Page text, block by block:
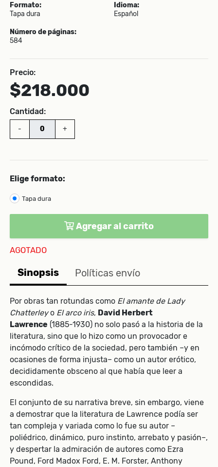
Formato:
Tapa dura
Idioma:
Español
Número de páginas:
584
Precio:
$218.000
Cantidad:
- +
Elige formato:
Tapa dura
Agregar al carrito
AGOTADO
Sinopsis Políticas envío
Por obras tan rotundas como El amante de Lady
Chatterleyo El arco iris, David Herbert
Lawrence (1885-1930) no solo pasó a la historia de la
literatura, sino que lo hizo como un provocador e
incómodo crítico de la sociedad, pero también –y en
ocasiones de forma injusta– como un autor erótico,
decididamente obsceno al que había que leer a
escondidas.
El conjunto de su narrativa breve, sin embargo, viene
a demostrar que la literatura de Lawrence podía ser
tan compleja y variada como lo fue su autor –
poliédrico, dinámico, puro instinto, arrebato y pasión–,
y despertar la admiración de autores como Ezra
Pound, Ford Madox Ford, E. M. Forster, Anthony